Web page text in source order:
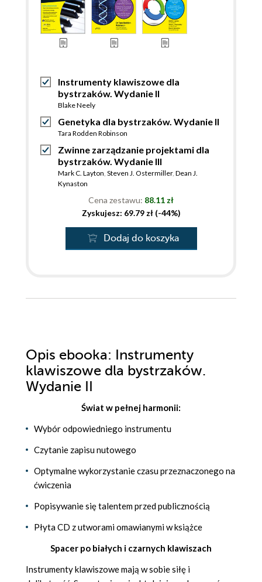
Instrumenty klawiszowe dla
bystrzaków. Wydanie II
Blake Neely
Genetyka dla bystrzaków. Wydanie II
Tara Rodden Robinson
Zwinne zarządzanie projektami dla
bystrzaków. Wydanie III
Mark C. Layton, Steven J. Ostermiller, Dean J.
Kynaston
Cena zestawu: 88.11 zł
Zyskujesz: 69.79 zł (-44%)
Dodaj do koszyka
Opis ebooka: Instrumenty
klawiszowe dla bystrzaków.
Wydanie II
Świat w pełnej harmonii:
Wybór odpowiedniego instrumentu
Czytanie zapisu nutowego
Optymalne wykorzystanie czasu przeznaczonego na
ćwiczenia
Popisywanie się talentem przed publicznością
Płyta CD z utworami omawianymi w książce
Spacer po białych i czarnych klawiszach
Instrumenty klawiszowe mają w sobie siłę i